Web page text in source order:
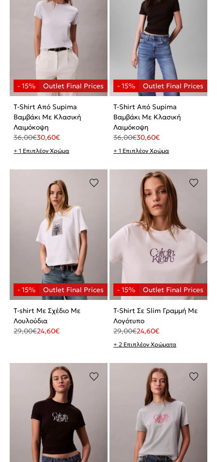
T-Shirt Από Supima
Βαμβάκι Με Κλασική
Λαιμόκοψη
36,00€30,60€
+ 1 Επιπλέον Χρώμα
T-Shirt Από Supima
Βαμβάκι Με Κλασική
Λαιμόκοψη
36,00€30,60€
+ 1 Επιπλέον Χρώμα
T-shirt Με Σχέδιο Με
Λουλούδια
29,00€24,60€
T-Shirt Σε Slim Γραμμή Με
Λογότυπο
29,00€24,60€
+ 2 Επιπλέον Χρώματα